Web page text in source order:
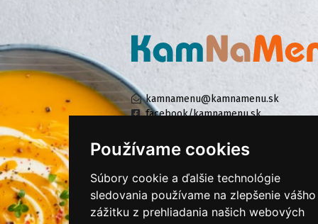
Používame cookies
Súbory cookie a ďalšie technológie
sledovania používame na zlepšenie vášho
zážitku z prehliadania našich webových
kamnamenu@kamnamenu.sk
facebook/kamnamenu.sk
KONTAKTUJTE NÁS